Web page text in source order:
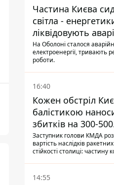
Частина Києва
світла -
ліквідовують
На Оболоні сталося
електроенергії, тривають
роботи.
16:40
Кожен обстріл
балістикою
збитків на 300-500
мільйонів - Петро
Пантелеєв
Заступник голови КМДА
вартість наслідків
стійкості столиці: частину
більше коштів
14:55